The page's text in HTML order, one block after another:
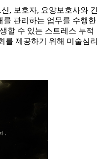
, 보호자, 요양보호사와 긴
를 관리하는 업무를 수행한
할 수 있는 스트레스 누적
를 제공하기 위해 미술심리